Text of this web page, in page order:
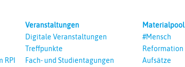
RPI
Veranstaltungen
Digitale Veranstaltungen
Treffpunkte
Fach- und Studientagungen
Materialpool
#Mensch
Reformation
Aufsätze